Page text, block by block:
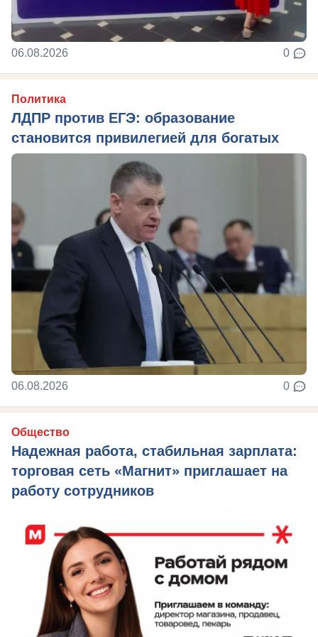
06.08.2026 0
Политика
ЛДПР против ЕГЭ: образование
становится привилегией для богатых
06.08.2026 0
Общество
Надежная работа, стабильная зарплата:
торговая сеть «Магнит» приглашает на
работу сотрудников